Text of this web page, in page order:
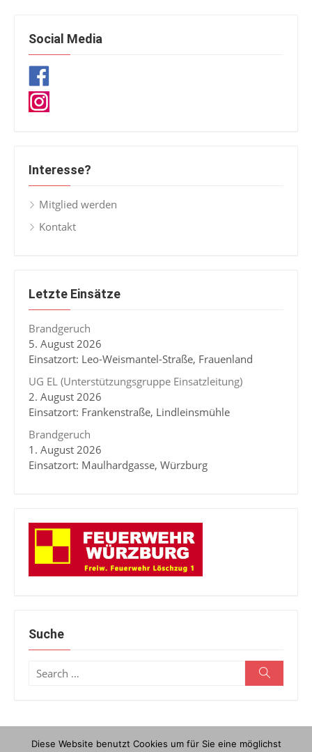
Social Media
Interesse?
Mitglied werden
Kontakt
Letzte Einsätze
Brandgeruch
5. August 2026
Einsatzort: Leo-Weismantel-Straße, Frauenland
UG EL (Unterstützungsgruppe Einsatzleitung)
2. August 2026
Einsatzort: Frankenstraße, Lindleinsmühle
Brandgeruch
1. August 2026
Einsatzort: Maulhardgasse, Würzburg
Suche
Search
Diese Website benutzt Cookies um für Sie eine möglichst